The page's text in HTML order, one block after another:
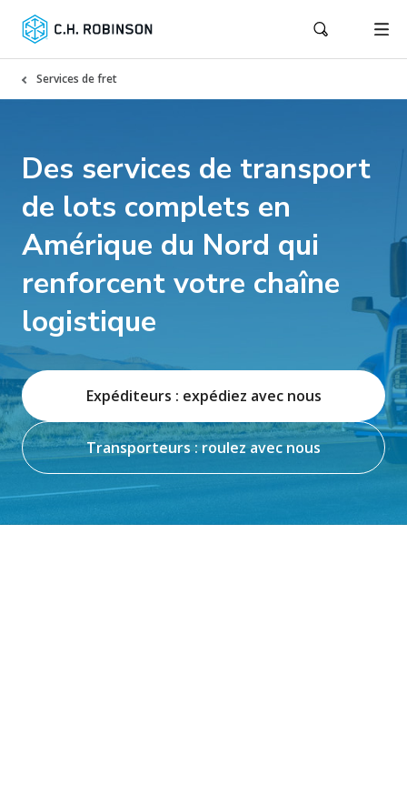
Services de fret
Des services de transport
de lots complets en
Amérique du Nord qui
renforcent votre chaîne
logistique
Expéditeurs : expédiez avec nous
Transporteurs : roulez avec nous